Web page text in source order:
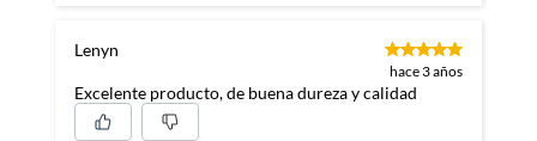
Lenyn
hace 3 años
Excelente producto, de buena dureza y calidad